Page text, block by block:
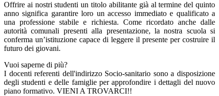
Offrire ai nostri studenti un titolo abilitante già al termine del quinto
anno significa garantire loro un accesso immediato e qualificato a
una professione stabile e richiesta. Come ricordato anche dalle
autorità comunali presenti alla presentazione, la nostra scuola si
conferma un’istituzione capace di leggere il presente per costruire il
futuro dei giovani.
Vuoi saperne di più?
I docenti referenti dell'indirizzo Socio-sanitario sono a disposizione
degli studenti e delle famiglie per approfondire i dettagli del nuovo
piano formativo. VIENI A TROVARCI!!